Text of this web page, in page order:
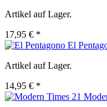
Artikel auf Lager.
17,95 € *
El
Artikel auf Lager.
14,95 € *